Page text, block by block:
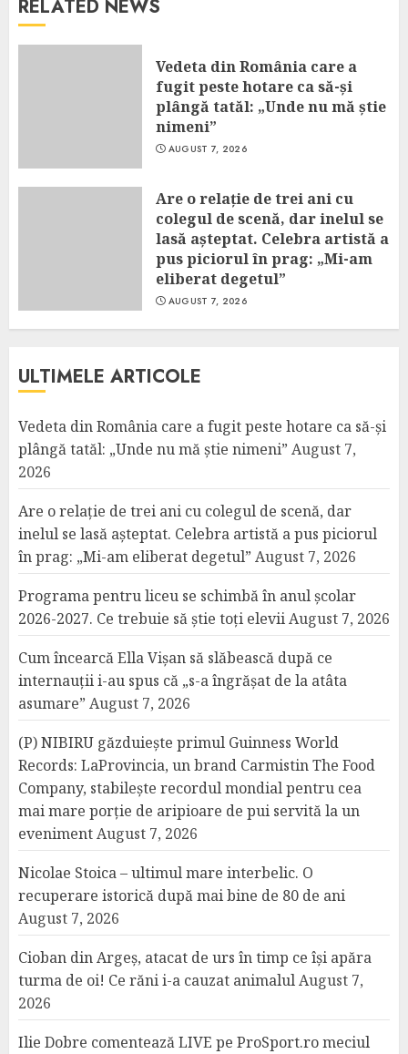
RELATED NEWS
Vedeta din România care a
fugit peste hotare ca să-și
plângă tatăl: „Unde nu mă știe
nimeni”
AUGUST 7, 2026
Are o relație de trei ani cu
colegul de scenă, dar inelul se
lasă așteptat. Celebra artistă a
pus piciorul în prag: „Mi-am
eliberat degetul”
AUGUST 7, 2026
ULTIMELE ARTICOLE
Vedeta din România care a fugit peste hotare ca să-și
plângă tatăl: „Unde nu mă știe nimeni” August 7,
2026
Are o relație de trei ani cu colegul de scenă, dar
inelul se lasă așteptat. Celebra artistă a pus piciorul
în prag: „Mi-am eliberat degetul” August 7, 2026
Programa pentru liceu se schimbă în anul școlar
2026-2027. Ce trebuie să știe toți eleviiAugust 7, 2026
Cum încearcă Ella Vișan să slăbească după ce
internauții i-au spus că „s-a îngrășat de la atâta
asumare” August 7, 2026
(P) NIBIRU găzduiește primul Guinness World
Records: LaProvincia, un brand Carmistin The Food
Company, stabilește recordul mondial pentru cea
mai mare porție de aripioare de pui servită la un
evenimentAugust 7, 2026
Nicolae Stoica – ultimul mare interbelic. O
recuperare istorică după mai bine de 80 de ani
August 7, 2026
Cioban din Argeș, atacat de urs în timp ce își apăra
turma de oi! Ce răni i-a cauzat animalulAugust 7,
2026
Ilie Dobre comentează LIVE pe ProSport.ro meciul